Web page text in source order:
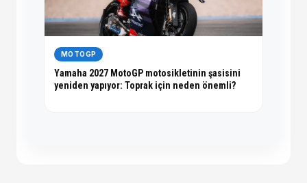
MOTOGP
Yamaha 2027 MotoGP motosikletinin şasisini
yeniden yapıyor: Toprak için neden önemli?